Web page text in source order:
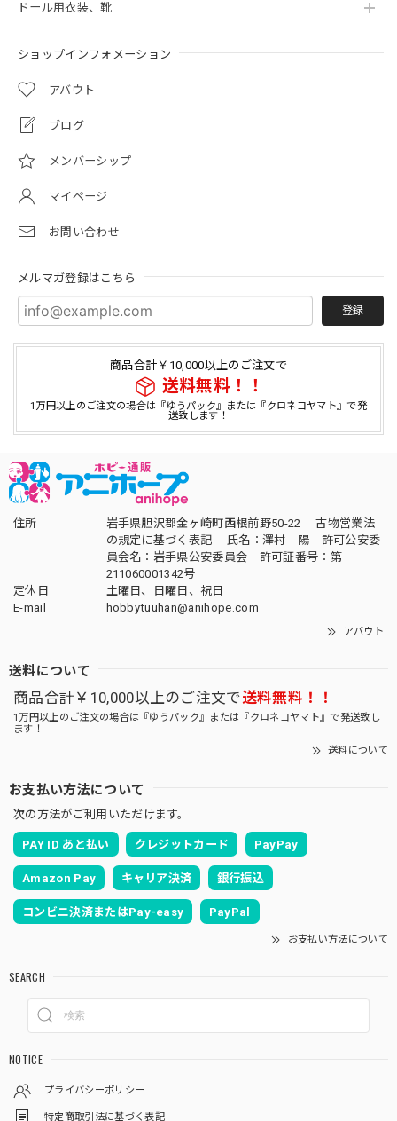
ドール用衣装、靴
ショップインフォメーション
アバウト
ブログ
メンバーシップ
マイページ
お問い合わせ
メルマガ登録はこちら
登録
商品合計￥10,000以上のご注文で
送料無料！！
1万円以上のご注文の場合は『ゆうパック』または『クロネコヤマト』で発
送致します！
住所
岩手県胆沢郡金ヶ崎町西根前野50-22 古物営業法
の規定に基づく表記 氏名：澤村 陽 許可公安委
員会名：岩手県公安委員会 許可証番号：第
211060001342号
定休日
土曜日、日曜日、祝日
E-mail
hobbytuuhan@anihope.com
アバウト
送料について
商品合計￥10,000以上のご注文で送料無料！！
1万円以上のご注文の場合は『ゆうパック』または『クロネコヤマト』で発送致し
ます！
送料について
お支払い方法について
次の方法がご利用いただけます。
PAY ID あと払い クレジットカード PayPay
Amazon Pay キャリア決済 銀行振込
コンビニ決済またはPay-easy PayPal
お支払い方法について
SEARCH
NOTICE
プライバシーポリシー
特定商取引法に基づく表記